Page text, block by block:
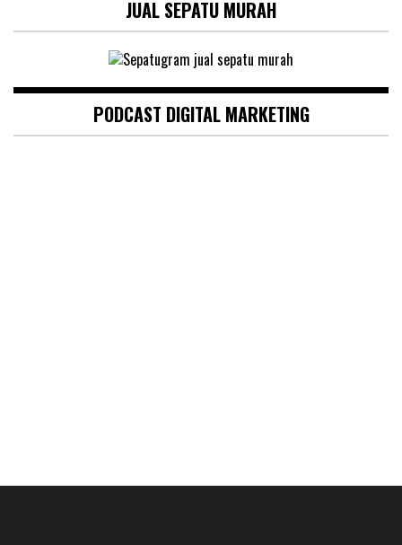
JUAL SEPATU MURAH
PODCAST DIGITAL MARKETING